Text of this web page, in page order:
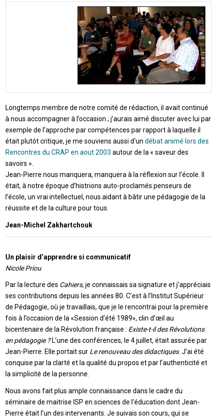
Longtemps membre de notre comité de rédaction, il avait continué
à nous accompagner à l’occasion ; j’aurais aimé discuter avec lui par
exemple de l’approche par compétences par rapport à laquelle il
était plutôt critique, je me souviens aussi d’undébat animé lors des
Rencontres du CRAP en aout 2003 autour de la « saveur des
savoirs ».
Jean-Pierre nous manquera, manquera à la réflexion sur l’école. Il
était, à notre époque d’histrions auto-proclamés penseurs de
l’école, un vrai intellectuel, nous aidant à bâtir une pédagogie de la
réussite et de la culture pour tous.
Jean-Michel Zakhartchouk
Un plaisir d’apprendre si communicatif
Nicole Priou
Par la lecture des Cahiers, je connaissais sa signature et j’appréciais
ses contributions depuis les années 80. C’est à l’Institut Supérieur
de Pédagogie, où je travaillais, que je le rencontrai pour la première
fois à l’occasion de la «Session d’été 1989», clin d’œil au
bicentenaire de la Révolution française : Existe-t-il des Révolutions
en pédagogie ?L’une des conférences, le 4 juillet, était assurée par
Jean-Pierre. Elle portait sur Le renouveau des didactiques. J’ai été
conquise par la clarté et la qualité du propos et par l’authenticité et
la simplicité de la personne.
Nous avons fait plus ample connaissance dans le cadre du
séminaire de maitrise ISP en sciences de l’éducation dont Jean-
Pierre était l’un des intervenants. Je suivais son cours, qui se